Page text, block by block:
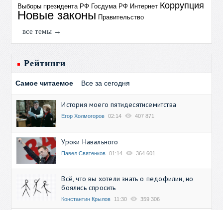
Выборы президента РФ Госдума РФ Интернет Коррупция
Новые законы Правительство
все темы →
Рейтинги
Самое читаемое Все за сегодня
История моего пятидесятисемитства
Егор Холмогоров 02:14 407 871
Уроки Навального
Павел Святенков 01:14 364 601
Всё, что вы хотели знать о педофилии, но
боялись спросить
Константин Крылов 11:30 359 306